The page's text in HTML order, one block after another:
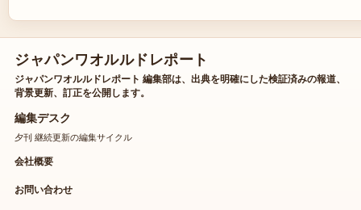
ジャパンワオルルドレポート
ジャパンワオルルドレポート 編集部は、出典を明確にした検証済みの報道、
背景更新、訂正を公開します。
編集デスク
夕刊 継続更新の編集サイクル
会社概要
お問い合わせ